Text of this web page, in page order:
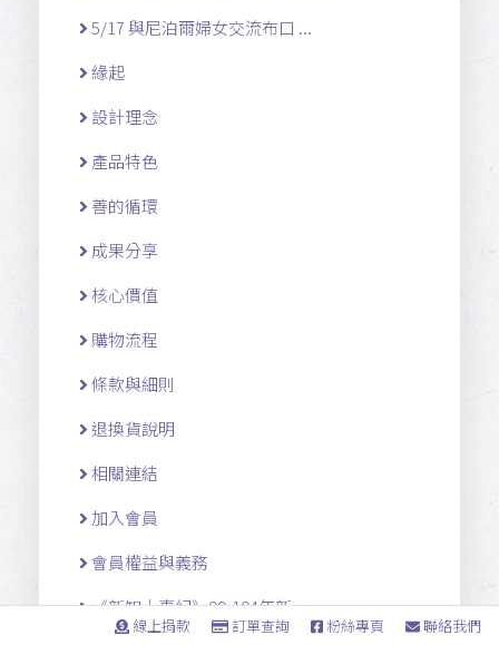
5/17 與尼泊爾婦女交流布口 ...
緣起
設計理念
產品特色
善的循環
成果分享
核心價值
購物流程
條款與細則
退換貨說明
相關連結
加入會員
會員權益與義務
《新知大事紀》99-104年新 ...
線上捐款 訂單查詢 粉絲專頁 聯絡我們